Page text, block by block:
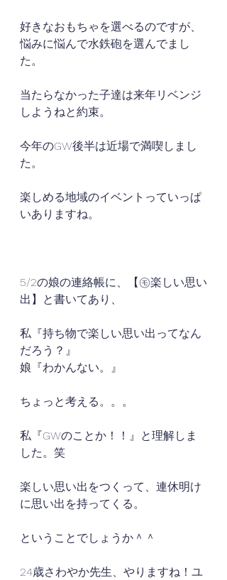
好きなおもちゃを選べるのですが、
悩みに悩んで水鉄砲を選んでまし
た。
当たらなかった子達は来年リベンジ
しようねと約束。
今年のGW後半は近場で満喫しまし
た。
楽しめる地域のイベントっていっぱ
いありますね。
5/2の娘の連絡帳に、【㋲楽しい思い
出】と書いてあり、
私『持ち物で楽しい思い出ってなん
だろう？』
娘『わかんない。』
ちょっと考える。。。
私『GWのことか！！』と理解しま
した。笑
楽しい思い出をつくって、連休明け
に思い出を持ってくる。
ということでしょうか＾＾
24歳さわやか先生、やりますね！ユ